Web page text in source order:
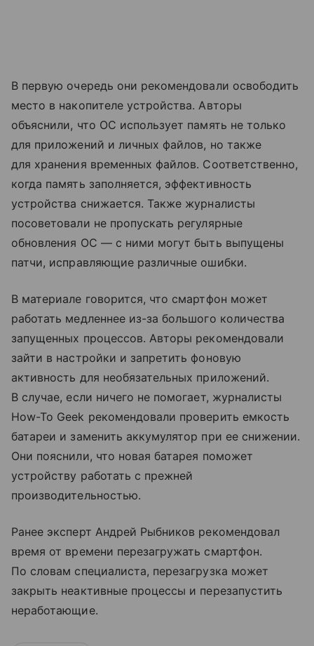
В первую очередь они рекомендовали освободить
место в накопителе устройства. Авторы
объяснили, что ОС использует память не только
для приложений и личных файлов, но также
для хранения временных файлов. Соответственно,
когда память заполняется, эффективность
устройства снижается. Также журналисты
посоветовали не пропускать регулярные
обновления ОС — с ними могут быть выпущены
патчи, исправляющие различные ошибки.
В материале говорится, что смартфон может
работать медленнее из-за большого количества
запущенных процессов. Авторы рекомендовали
зайти в настройки и запретить фоновую
активность для необязательных приложений.
В случае, если ничего не помогает, журналисты
How-To Geek рекомендовали проверить емкость
батареи и заменить аккумулятор при ее снижении.
Они пояснили, что новая батарея поможет
устройству работать с прежней
производительностью.
Ранее эксперт Андрей Рыбников рекомендовал
время от времени перезагружать смартфон.
По словам специалиста, перезагрузка может
закрыть неактивные процессы и перезапустить
неработающие.